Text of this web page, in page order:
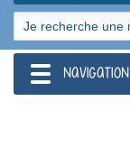
navigation
NAVIGATION